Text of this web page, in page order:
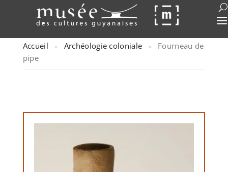
Accueil » Archéologie coloniale »
Fourneau de
pipe